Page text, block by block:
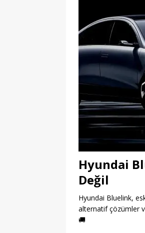
Hyundai
Değil
Hyundai Bluelink,
alternatif çözümler
🚚